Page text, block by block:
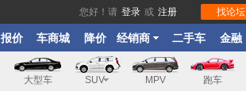
您好！请 登录 或 注册 找论坛
报价 车商城 降价 经销商 二手车 金融
大型车 SUV MPV 跑车